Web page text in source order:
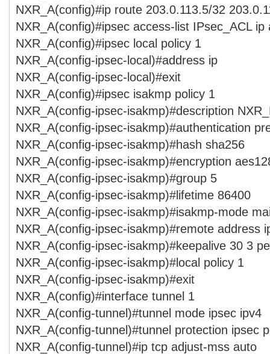
NXR_A(config)#ip route 203.0.113.5/32
NXR_A(config)#ipsec access-list IPsec_ACL ip
NXR_A(config)#ipsec local policy 1
NXR_A(config-ipsec-local)#address ip
NXR_A(config-ipsec-local)#exit
NXR_A(config)#ipsec isakmp policy 1
NXR_A(config-ipsec-isakmp)#description
NXR_A(config-ipsec-isakmp)#authentication
NXR_A(config-ipsec-isakmp)#hash sha256
NXR_A(config-ipsec-isakmp)#encryption
NXR_A(config-ipsec-isakmp)#group 5
NXR_A(config-ipsec-isakmp)#lifetime 86400
NXR_A(config-ipsec-isakmp)#isakmp-mode
NXR_A(config-ipsec-isakmp)#remote address
NXR_A(config-ipsec-isakmp)#keepalive 30 3
NXR_A(config-ipsec-isakmp)#local policy 1
NXR_A(config-ipsec-isakmp)#exit
NXR_A(config)#interface tunnel 1
NXR_A(config-tunnel)#tunnel mode ipsec ipv4
NXR_A(config-tunnel)#tunnel protection ipsec
NXR_A(config-tunnel)#ip tcp adjust-mss auto